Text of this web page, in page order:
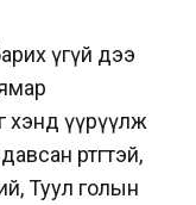
үгүй дээ
хэнд үүрүүлж
өртөгтэй,
Туул голын